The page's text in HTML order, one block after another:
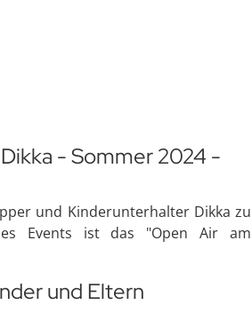
- Sommer 2024 -
und Kinderunterhalter Dikka zu
Events ist das "Open Air am
und Eltern